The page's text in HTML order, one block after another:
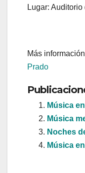
Lugar:
Más
Prado
Música
Música
Noches
Música